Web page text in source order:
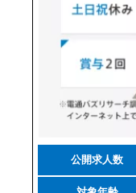
公開求人数